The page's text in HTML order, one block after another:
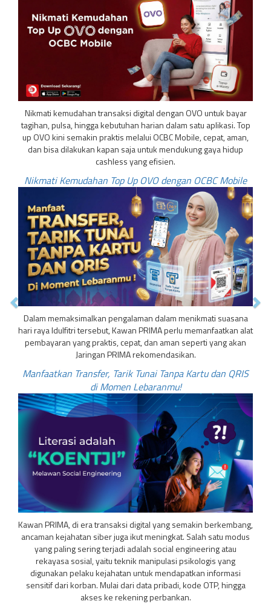
Nikmati kemudahan transaksi digital dengan OVO untuk bayar
tagihan, pulsa, hingga kebutuhan harian dalam satu aplikasi. Top
up OVO kini semakin praktis melalui OCBC Mobile, cepat, aman,
dan bisa dilakukan kapan saja untuk mendukung gaya hidup
cashless yang efisien.
Nikmati Kemudahan Top Up OVO dengan OCBC Mobile
Dalam memaksimalkan pengalaman dalam menikmati suasana
hari raya Idulfitri tersebut, Kawan PRIMA perlu memanfaatkan alat
pembayaran yang praktis, cepat, dan aman seperti yang akan
Jaringan PRIMA rekomendasikan.
Manfaatkan Transfer, Tarik Tunai Tanpa Kartu dan QRIS
di Momen Lebaranmu!
Kawan PRIMA, di era transaksi digital yang semakin berkembang,
ancaman kejahatan siber juga ikut meningkat. Salah satu modus
yang paling sering terjadi adalah social engineering atau
rekayasa sosial, yaitu teknik manipulasi psikologis yang
digunakan pelaku kejahatan untuk mendapatkan informasi
sensitif dari korban. Mulai dari data pribadi, kode OTP, hingga
akses ke rekening perbankan.